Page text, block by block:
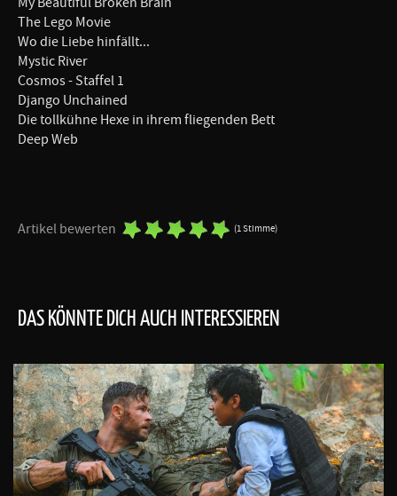
The Lego Movie
Wo die Liebe hinfällt...
Mystic River
Cosmos - Staffel 1
Django Unchained
Die tollkühne Hexe in ihrem fliegenden Bett
Deep Web
Artikel bewerten (1 Stimme)
DAS KÖNNTE DICH AUCH INTERESSIEREN